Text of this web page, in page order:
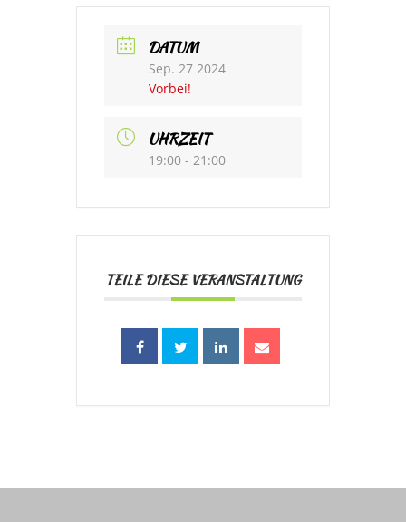
DATUM
Sep. 27 2024
Vorbei!
UHRZEIT
19:00 - 21:00
TEILE DIESE VERANSTALTUNG